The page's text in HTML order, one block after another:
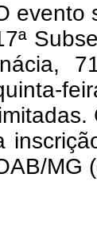
evento
MG